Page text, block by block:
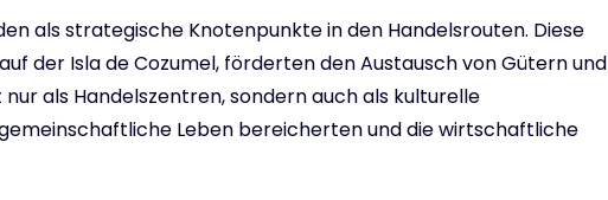
als strategische Knotenpunkte in den Handelsrouten. Diese
der Isla de Cozumel, förderten den Austausch von Gütern und
nur als Handelszentren, sondern auch als kulturelle
Leben bereicherten und die wirtschaftliche